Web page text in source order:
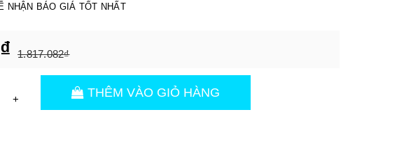
NHẬN BÁO GIÁ TỐT NHẤT
1.817.082₫
+ THÊM VÀO GIỎ HÀNG